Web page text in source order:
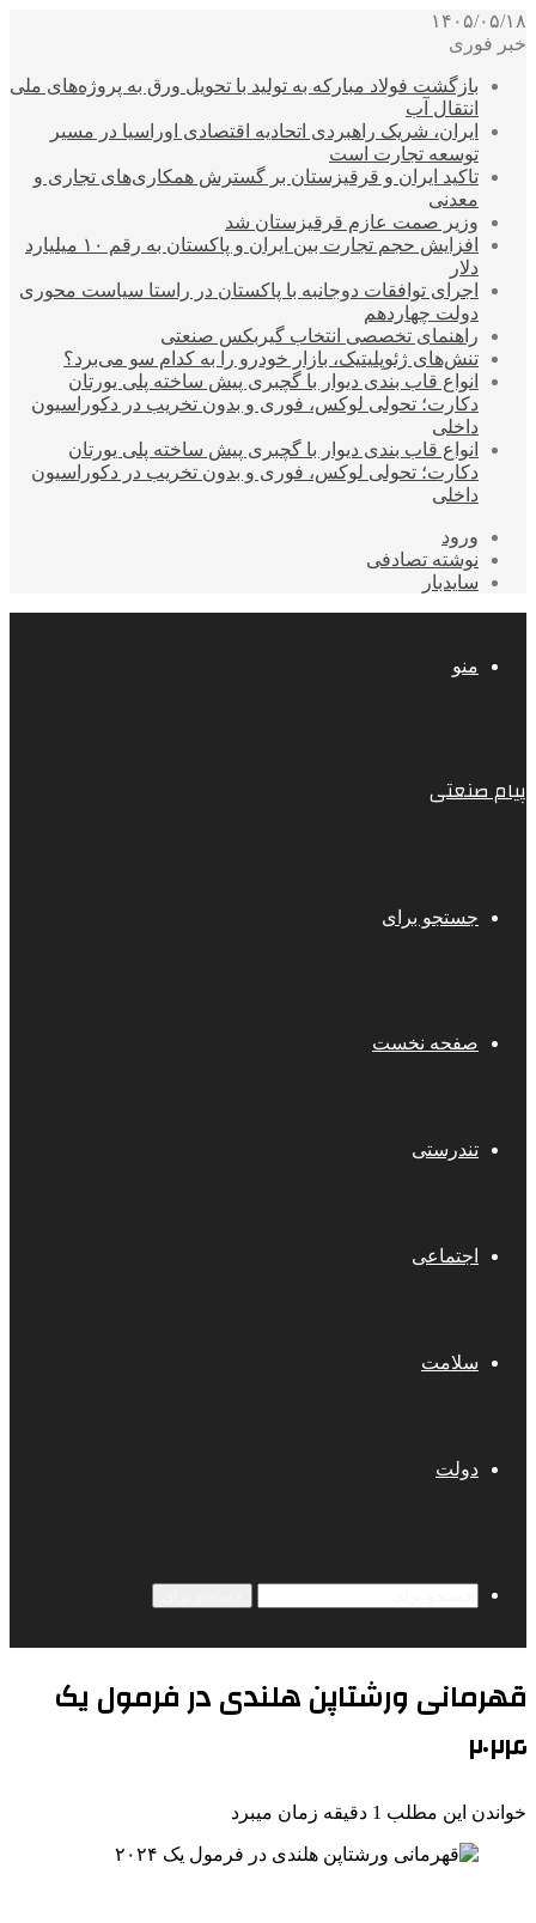
۱۴۰۵/۰۵/۱۸
خبر فوری
بازگشت فولاد مبارکه به تولید با تحویل ورق به پروژه‌های ملی
انتقال آب
ایران، شریک راهبردی اتحادیه اقتصادی اوراسیا در مسیر
توسعه تجارت است
تاکید ایران و قرقیزستان بر گسترش همکاری‌های تجاری و
معدنی
وزیر صمت عازم قرقیزستان شد
افزایش حجم تجارت بین ایران و پاکستان به رقم ۱۰ میلیارد
دلار
اجرای توافقات دوجانبه با پاکستان در راستا سیاست محوری
دولت چهاردهم
راهنمای تخصصی انتخاب گیربکس صنعتی
تنش‌های ژئوپلیتیک، بازار خودرو را به کدام سو می‌برد؟
انواع قاب بندی دیوار با گچبری پیش ساخته پلی یورتان
دکارت؛ تحولی لوکس، فوری و بدون تخریب در دکوراسیون
داخلی
انواع قاب بندی دیوار با گچبری پیش ساخته پلی یورتان
دکارت؛ تحولی لوکس، فوری و بدون تخریب در دکوراسیون
داخلی
ورود
نوشته تصادفی
سایدبار
منو
پیام صنعتی
جستجو برای
صفحه نخست
تندرستی
اجتماعی
سلامت
دولت
قهرمانی ورشتاپن هلندی در فرمول یک
۲۰۲۴
خواندن این مطلب 1 دقیقه زمان میبرد